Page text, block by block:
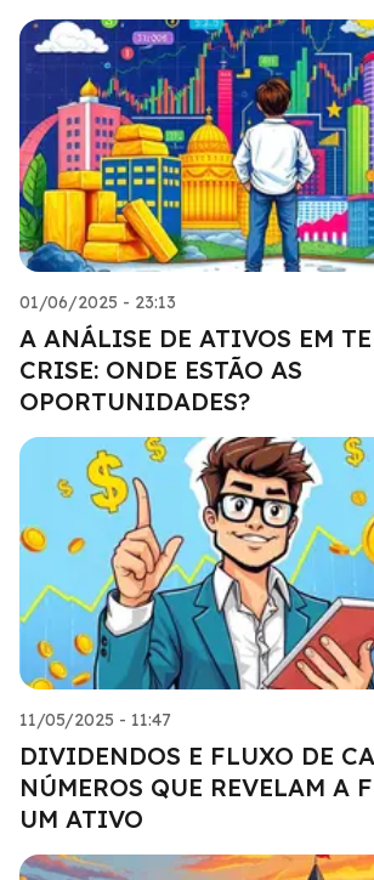
01/06/2025 - 23:13
A ANÁLISE DE ATIVOS EM
CRISE: ONDE ESTÃO AS
OPORTUNIDADES?
11/05/2025 - 11:47
DIVIDENDOS E FLUXO DE
NÚMEROS QUE REVELAM A
UM ATIVO